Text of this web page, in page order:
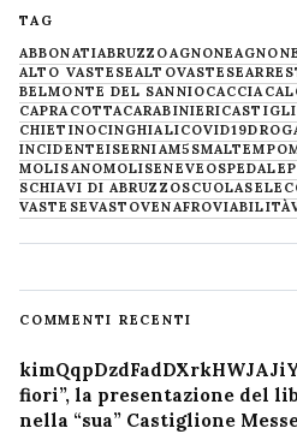
TAG
ABBONATIABRUZZOAGNONE
ALTO VASTESEALTOVASTESE
BELMONTE DEL SANNIOCACCIA
CAPRACOTTACARABINIERI
CHIETINOCINGHIALICOVID19
INCIDENTEISERNIAM5SMALTEMPO
MOLISANOMOLISENEVE OSPEDALE
SCHIAVI DI ABRUZZOSCUOLA
VASTESEVASTOVENAFROVIABILITÀ
COMMENTI RECENTI
fiori”, la presentazione del
nella “sua” Castiglione